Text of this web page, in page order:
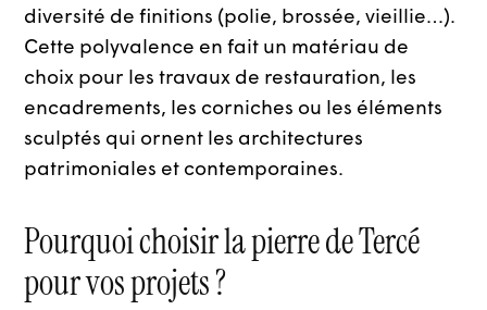
diversité de finitions (polie, brossée, vieillie…).
Cette polyvalence en fait un matériau de
choix pour les travaux de restauration, les
encadrements, les corniches ou les éléments
sculptés qui ornent les architectures
patrimoniales et contemporaines.
Pourquoi choisir la pierre de Tercé
pour vos projets ?